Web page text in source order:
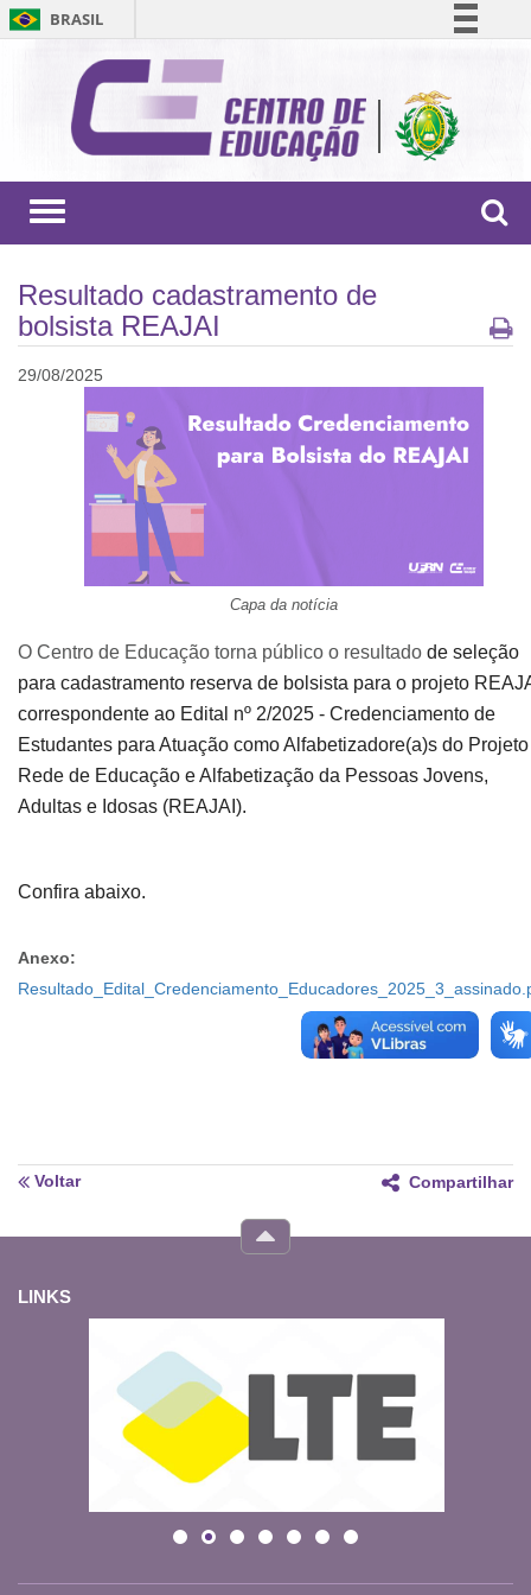
BRASIL
Comunica BR
Participe
Acesso à informação
Toggle
Resultado cadastramento de
bolsista REAJAI
29/08/2025
Capa da notícia
O Centro de Educação torna público o resultado de seleção
para cadastramento reserva de bolsista para o projeto
correspondente ao Edital nº 2/2025 - Credenciamento de
Estudantes para Atuação como Alfabetizadore(a)s do Projeto
Rede de Educação e Alfabetização da Pessoas Jovens,
Adultas e Idosas (REAJAI).
Confira abaixo.
Anexo:
Voltar Compartilhar
LINKS